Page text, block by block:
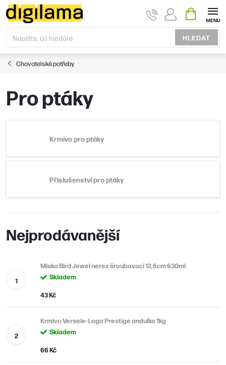
Přejít
na
obsah
HLEDAT
KOŠÍK
Chovatelské potřeby
Pro ptáky
Krmivo pro ptáky
Příslušenství pro ptáky
Nejprodávanější
Miska Bird Jewel nerez šroubovací 12,6cm 630ml
Skladem
43 Kč
Krmivo Versele-Laga Prestige andulka 1kg
Skladem
66 Kč